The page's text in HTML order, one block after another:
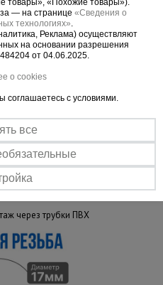
стали марки
нагрузку до 14
–
работа
- 76
через трубки ПВХ
— на странице «Сведения о
технологиях»
Реклама) осуществляют
на основании разрешения
от 04.06.2025.
о cookies
с условиями.
все